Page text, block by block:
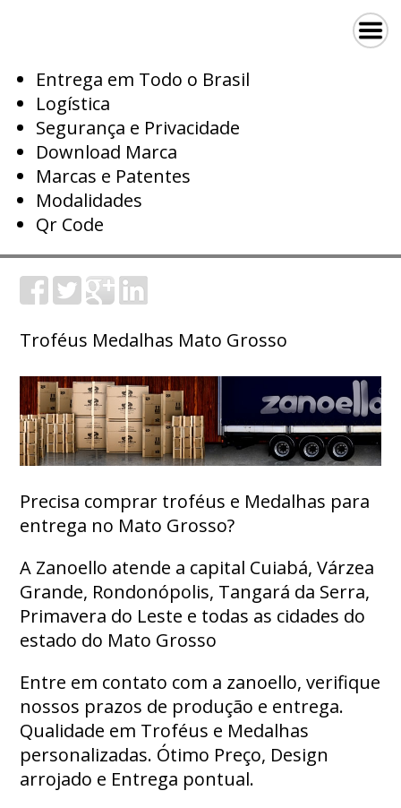
Entrega em Todo o Brasil
Logística
Segurança e Privacidade
Download Marca
Marcas e Patentes
Modalidades
Qr Code
Troféus Medalhas Mato Grosso
Precisa comprar troféus e Medalhas para
entrega no Mato Grosso?
A Zanoello atende a capital Cuiabá, Várzea
Grande, Rondonópolis, Tangará da Serra,
Primavera do Leste e todas as cidades do
estado do Mato Grosso
Entre em contato com a zanoello, verifique
nossos prazos de produção e entrega.
Qualidade em Troféus e Medalhas
personalizadas. Ótimo Preço, Design
arrojado e Entrega pontual.